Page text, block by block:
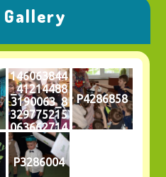
146063844
_41214488
3190063_8
329775215
063662714
_n
P4286858
P3286004